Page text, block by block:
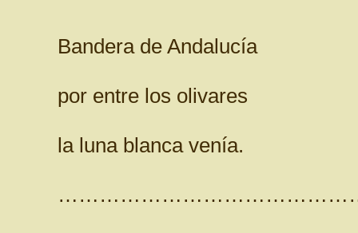
Bandera de Andalucía
por entre los olivares
la luna blanca venía.